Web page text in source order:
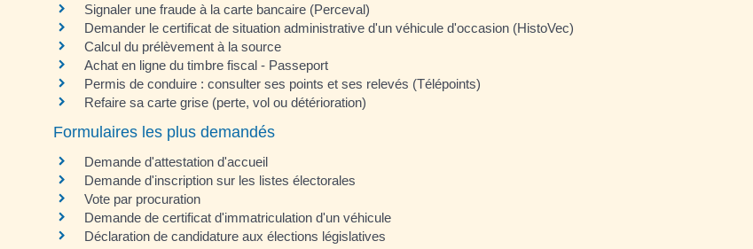
Signaler une fraude à la carte bancaire (Perceval)
Demander le certificat de situation administrative d'un véhicule d'occasion (HistoVec)
Calcul du prélèvement à la source
Achat en ligne du timbre fiscal - Passeport
Permis de conduire : consulter ses points et ses relevés (Télépoints)
Refaire sa carte grise (perte, vol ou détérioration)
Formulaires les plus demandés
Demande d'attestation d'accueil
Demande d'inscription sur les listes électorales
Vote par procuration
Demande de certificat d'immatriculation d'un véhicule
Déclaration de candidature aux élections législatives